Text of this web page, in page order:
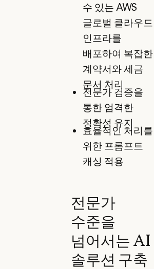
수 있는 AWS
글로벌 클라우드
인프라를
배포하여 복잡한
계약서와 세금
문서 처리
전문가 검증을
통한 엄격한
정확성 유지
효율적인 처리를
위한 프롬프트
캐싱 적용
전문가
수준을
넘어서는 AI
솔루션 구축